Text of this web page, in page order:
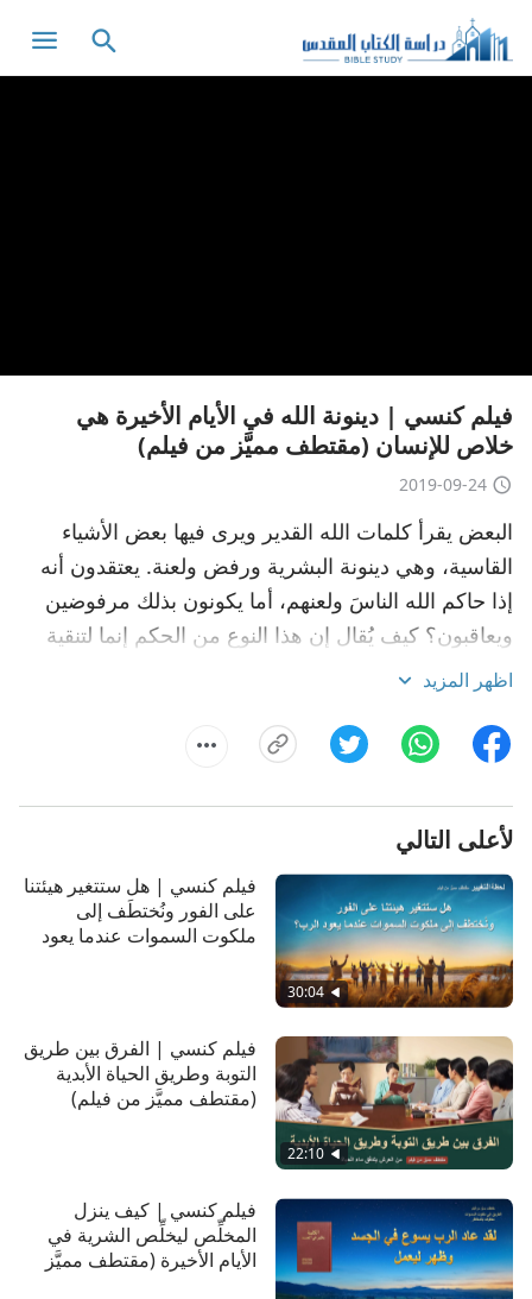
فيلم كنسي | دينونة الله في الأيام الأخيرة هي
خلاص للإنسان (مقتطف مميَّز من فيلم)
2019-09-24
البعض يقرأ كلمات الله القدير ويرى فيها بعض الأشياء
القاسية، وهي دينونة البشرية ورفض ولعنة. يعتقدون أنه
إذا حاكم الله الناسَ ولعنهم، أما يكونون بذلك مرفوضين
ويعاقبون؟ كيف يُقال إن هذا النوع من الحكم إنما لتنقية
البشرية وحفظها؟ اعثر على الإجابة في هذا الفيديو.
اظهر المزيد
لأعلى التالي
30:04
فيلم كنسي | هل ستتغير هيئتنا
على الفور ونُختطَف إلى
ملكوت السموات عندما يعود
22:10
فيلم كنسي | الفرق بين طريق
التوبة وطريق الحياة الأبدية
(مقتطف مميَّز من فيلم)
فيلم كنسي | كيف ينزل
المخلِّص ليخلِّص الشرية في
الأيام الأخيرة (مقتطف مميَّز